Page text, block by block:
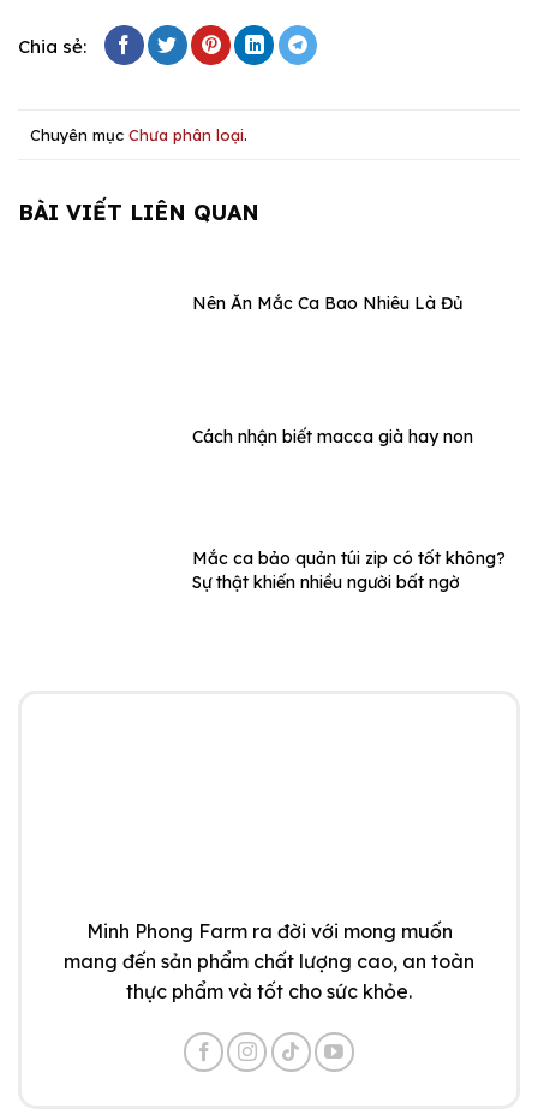
Chia sẻ:
Chuyên mục Chưa phân loại.
BÀI VIẾT LIÊN QUAN
Nên Ăn Mắc Ca Bao Nhiêu Là Đủ
Cách nhận biết macca già hay non
Mắc ca bảo quản túi zip có tốt không?
Sự thật khiến nhiều người bất ngờ
Minh Phong Farm ra đời với mong muốn
mang đến sản phẩm chất lượng cao, an toàn
thực phẩm và tốt cho sức khỏe.